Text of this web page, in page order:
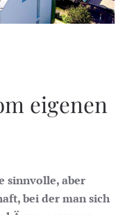
eigenen
sinnvolle, aber
bei der man sich